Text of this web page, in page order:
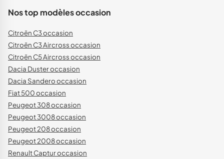
Nos top modèles occasion
Citroën C3 occasion
Citroën C3 Aircross occasion
Citroën C5 Aircross occasion
Dacia Duster occasion
Dacia Sandero occasion
Fiat 500 occasion
Peugeot 308 occasion
Peugeot 3008 occasion
Peugeot 208 occasion
Peugeot 2008 occasion
Renault Captur occasion